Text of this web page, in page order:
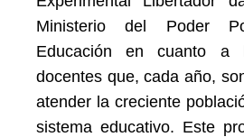
Ministerio del Poder
Educación en cuanto a
docentes que, cada año,
atender la creciente
sistema educativo. Este